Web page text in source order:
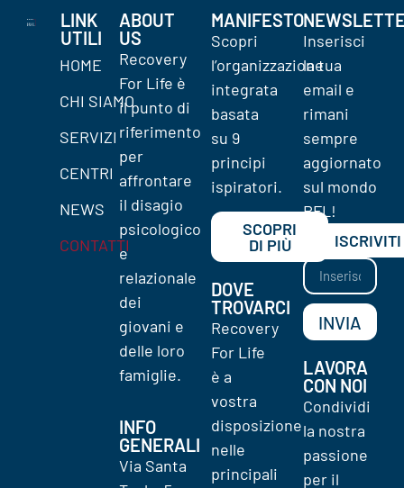
LINK
UTILI
HOME
CHI SIAMO
SERVIZI
CENTRI
NEWS
CONTATTI
ABOUT
US
Recovery
For Life è
il punto di
riferimento
per
affrontare
il disagio
psicologico
e
relazionale
dei
giovani e
delle loro
famiglie.
INFO
GENERALI
Via Santa
MANIFESTO
Scopri
l’organizzazione
integrata
basata
su 9
principi
ispiratori.
SCOPRI
DI PIÙ
DOVE
TROVARCI
Recovery
For Life
è a
vostra
disposizione
nelle
principali
Inserisci
la tua
email e
rimani
sempre
aggiornato
sul mondo
RFL!
ISCRIVITI
INVIA
LAVORA
CON NOI
Condividi
la nostra
passione
per il